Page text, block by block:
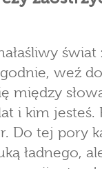
świat
weź
między
i kim jesteś.
Do tej pory
ładnego,